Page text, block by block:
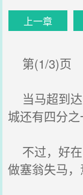
上一章
第(1/3)页
当马超到达
城还有四分之
不过，好在
做塞翁失马，